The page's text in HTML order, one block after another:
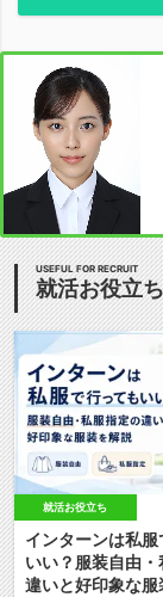
USEFUL FOR RECRUIT
就活お役立
就活お役立ち
インターンは私服
いい？服装自由
違いと好印象な服